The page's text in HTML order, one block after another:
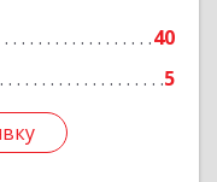
40
5
Подробнее